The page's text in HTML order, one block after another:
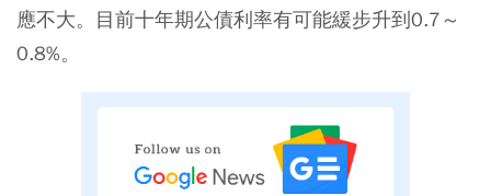
應不大。目前十年期公債利率有可能緩步升到0.7～
0.8%。